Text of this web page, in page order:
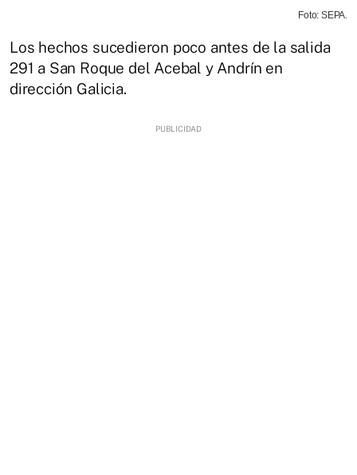
Foto: SEPA.
Los hechos sucedieron poco antes de la salida
291 a San Roque del Acebal y Andrín en
dirección Galicia.